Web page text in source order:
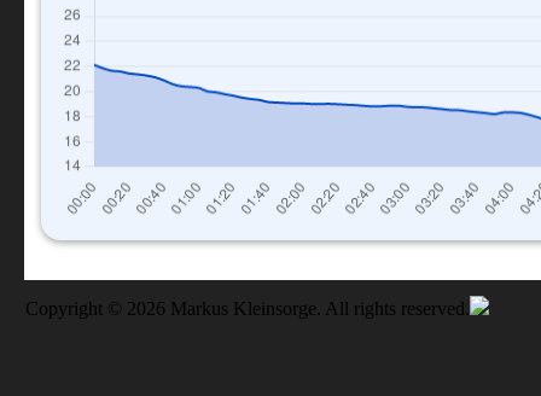
Copyright © 2026 Markus Kleinsorge. All rights reserved.